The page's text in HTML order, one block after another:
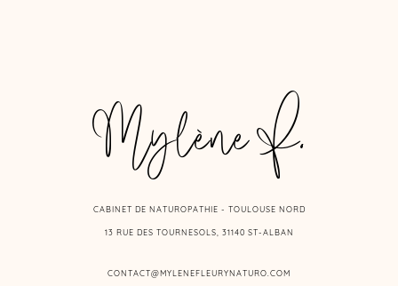
Mylène F.
CABINET DE NATUROPATHIE - TOULOUSE NORD
13 RUE DES TOURNESOLS, 31140 ST-ALBAN
CONTACT@MYLENEFLEURYNATURO.COM